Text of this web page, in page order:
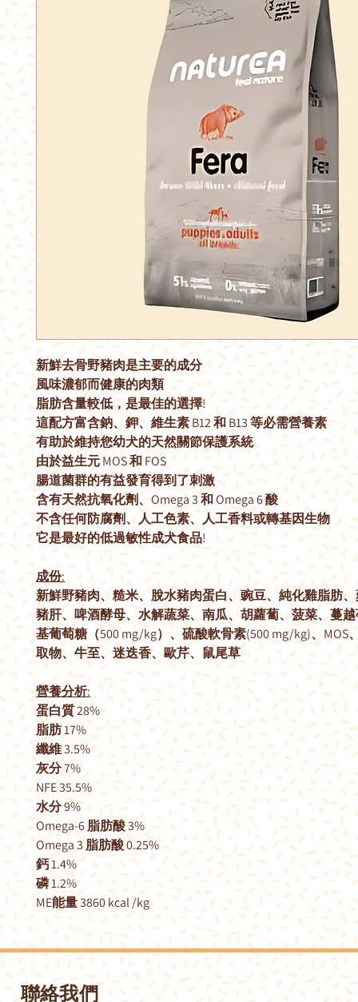
新鮮去骨野豬肉是主要的成分
風味濃郁而健康的肉類
脂肪含量較低，是最佳的選擇!
這配方富含鈉、鉀、維生素 B12 和 B13 等必需營養素
有助於維持您幼犬的天然關節保護系統
由於益生元 MOS 和 FOS
腸道菌群的有益發育得到了刺激
含有天然抗氧化劑、Omega 3 和 Omega 6 酸
不含任何防腐劑、人工色素、人工香料或轉基因生物
它是最好的低過敏性成犬食品!
成份:
新鮮野豬肉、糙米、脫水豬肉蛋白、豌豆、純化雞脂肪
豬肝、啤酒酵母、水解蔬菜、南瓜、胡蘿蔔、菠菜、蔓
基葡萄糖（500 mg/kg）、硫酸軟骨素(500 mg/kg)、MOS
取物、牛至、迷迭香、歐芹、鼠尾草
營養分析:
蛋白質 28%
脂肪 17%
纖維 3.5%
灰分 7%
NFE 35.5%
水分 9%
Omega-6 脂肪酸 3%
Omega 3 脂肪酸 0.25%
鈣 1.4%
磷 1.2%
ME能量 3860 kcal /kg
聯絡我們